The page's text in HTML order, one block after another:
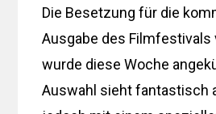
Die Besetzung für die
Ausgabe des Filmfestivals
wurde diese Woche
Auswahl sieht fantastisch